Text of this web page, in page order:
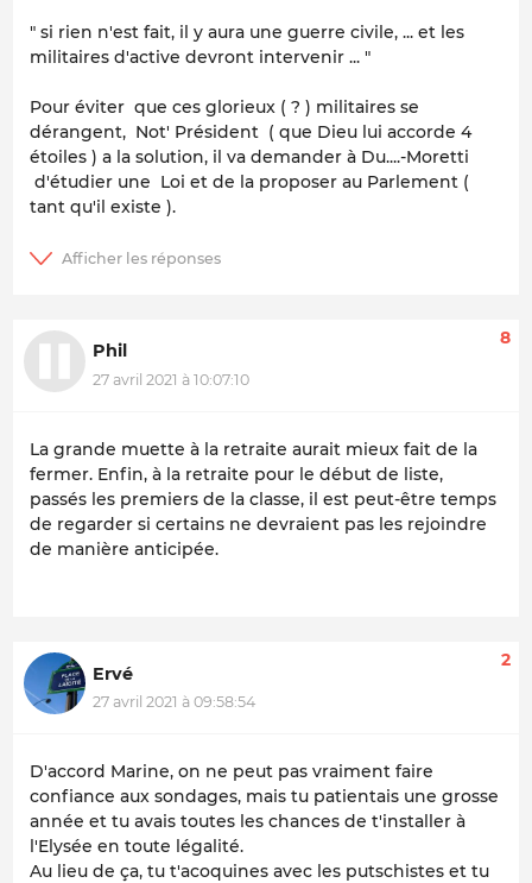
" si rien n'est fait, il y aura une guerre civile, ... et les
militaires d'active devront intervenir ... "
Pour éviter que ces glorieux ( ? ) militaires se
dérangent, Not' Président ( que Dieu lui accorde 4
étoiles ) a la solution, il va demander à Du....-Moretti
d'étudier une Loi et de la proposer au Parlement (
tant qu'il existe ).
Phil
27 avril 2021 à 10:07:10
8
La grande muette à la retraite aurait mieux fait de la
fermer. Enfin, à la retraite pour le début de liste,
passés les premiers de la classe, il est peut-être temps
de regarder si certains ne devraient pas les rejoindre
de manière anticipée.
Ervé
27 avril 2021 à 09:58:54
2
D'accord Marine, on ne peut pas vraiment faire
confiance aux sondages, mais tu patientais une grosse
année et tu avais toutes les chances de t'installer à
l'Elysée en toute légalité.
Au lieu de ça, tu t'acoquines avec les putschistes et tu